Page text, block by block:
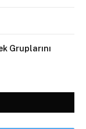
Gruplarını